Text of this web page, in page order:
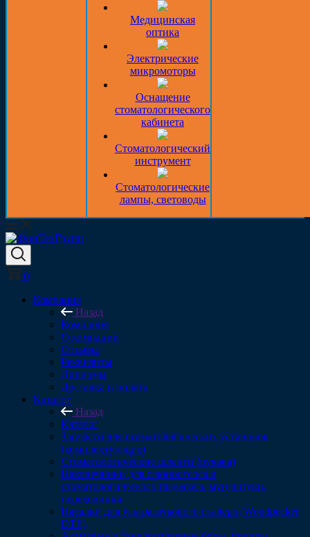
Медицинская
оптика
Электрические
микромоторы
Оснащение
стоматологического
кабинета
Стоматологический
инструмент
Стоматологические
лампы, световоды
0
Компания
Назад
Компания
О компании
Отзывы
Реквизиты
Дипломы
Доставка и оплата
Каталог
Назад
Каталог
Запчасти для стоматологических установок
(комплектующие)
Стоматологические шланги (рукава)
Наконечники для слюноотсоса и
стоматологического пылесоса, мундштуки,
переходники
Насадки для ультразвукового скалера (Woodpecker
DTE)